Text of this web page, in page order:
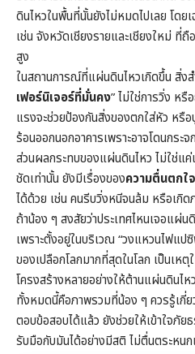
ดินไหวในพื้นที่นั้นยังไม่หมดไปเลย โดยเ
เช่น จังหวัดเชียงรายและเชียงใหม่ ที่
สูง
ในสถานการณ์ที่แผ่นดินไหวเกิดขึ้น สิ่ง
เฟอร์นิเจอร์ที่มั่นคง” ไม่ใช่การวิ่ง ห
แรงจะช่วยป้องกันสิ่งของตกใส่หัว หรื
ร้อนออกนอกอาคารเพราะอาจโดนกระ
ส่วนผลกระทบของแผ่นดินไหว ไม่ใช่แค่
ชัดเท่านั้น ยังมีเรื่องของความตื่นตกใจ
ได้ด้วย เช่น คนรีบวิ่งหนีจนล้ม หรือเกิด
ถ้าน้อง ๆ สงสัยว่าประเทศไหนเจอแผ่
เพราะตั้งอยู่ในบริเวณ “วงแหวนไฟแป
ของเปลือกโลกมากที่สุดในโลก เป็นเ
โครงสร้างหลายอย่างให้ต้านแผ่นดินไห
ทั้งหมดนี้คือภาพรวมที่น้อง ๆ ควรรู้เกี่
ตอบข้อสอบได้แล้ว ยังช่วยให้เข้าใจภั
รับมือกับมันได้อย่างมีสติ ไม่ตื่นตระหน